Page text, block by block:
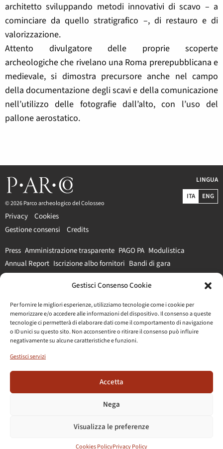
Gestisci Consenso Cookie
Per fornire le migliori esperienze, utilizziamo tecnologie come i cookie per
memorizzare e/o accedere alle informazioni del dispositivo. Il consenso a queste
tecnologie ci permetterà di elaborare dati come il comportamento di navigazione
o ID unici su questo sito. Non acconsentire o ritirare il consenso può influire
negativamente su alcune caratteristiche e funzioni.
Gestisci servizi
Accetta
Nega
Visualizza le preferenze
Cookies PolicyPrivacy Policy
architetto sviluppando metodi innovativi di scavo – a
cominciare da quello stratigrafico –, di restauro e di
valorizzazione.
Attento divulgatore delle proprie scoperte
archeologiche che rivelano una Roma prerepubblicana e
medievale, si dimostra precursore anche nel campo
della documentazione degli scavi e della comunicazione
nell’utilizzo delle fotografie dall’alto, con l’uso del
pallone aerostatico.
© 2026 Parco archeologico del Colosseo
Privacy
Cookies
Gestione consensi
Credits
LINGUA
ITA
ENG
Press Amministrazione trasparente PAGO PA Modulistica
Annual Report Iscrizione albo fornitori Bandi di gara